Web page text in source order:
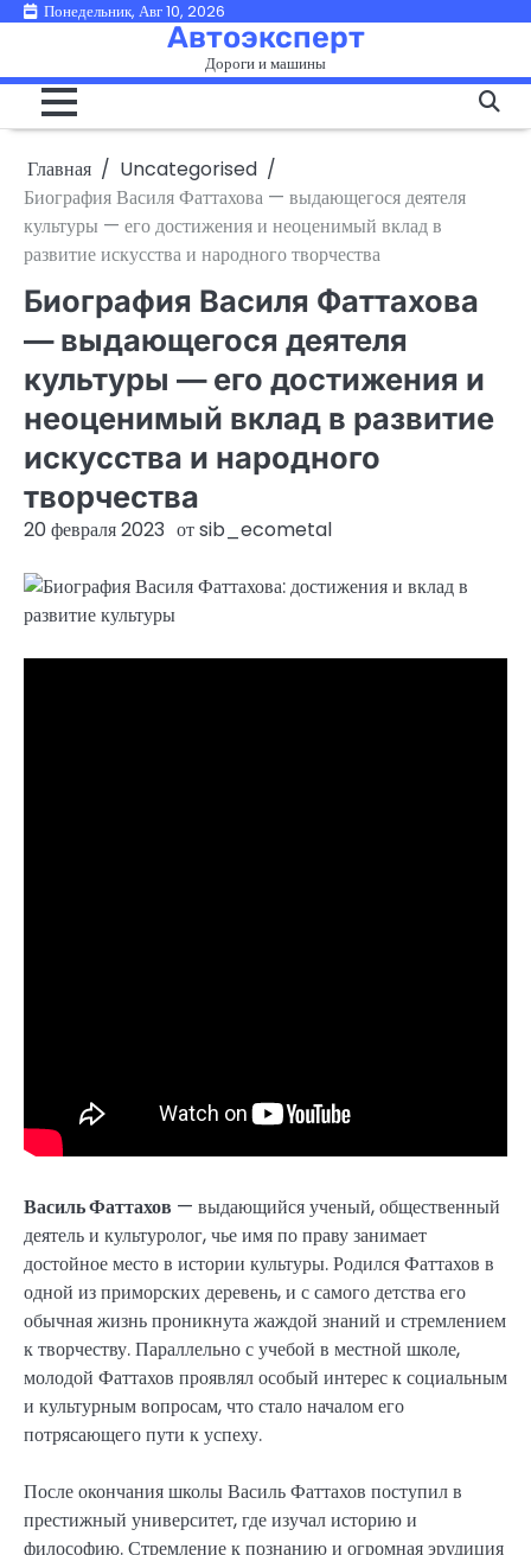
ПерейтиПонедельник, Авг 10, 2026
Автоэксперт
Дороги и машины
Главная
Uncategorised
Биография Василя Фаттахова — выдающегося деятеля
культуры — его достижения и неоценимый вклад в
развитие искусства и народного творчества
Биография Василя Фаттахова
— выдающегося деятеля
культуры — его достижения и
неоценимый вклад в развитие
искусства и народного
творчества
20 февраля 2023 отsib_ecometal
Василь Фаттахов — выдающийся ученый, общественный
деятель и культуролог, чье имя по праву занимает
достойное место в истории культуры. Родился Фаттахов в
одной из приморских деревень, и с самого детства его
обычная жизнь проникнута жаждой знаний и стремлением
к творчеству. Параллельно с учебой в местной школе,
молодой Фаттахов проявлял особый интерес к социальным
и культурным вопросам, что стало началом его
потрясающего пути к успеху.
После окончания школы Василь Фаттахов поступил в
престижный университет, где изучал историю и
философию. Стремление к познанию и огромная эрудиция